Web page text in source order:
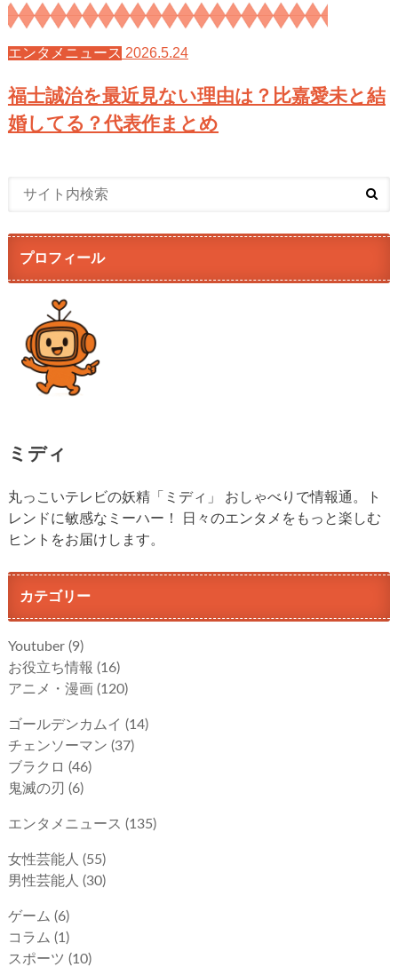
エンタメニュース 2026.5.24
福士誠治を最近見ない理由は？比嘉愛未と結
婚してる？代表作まとめ
プロフィール
ミディ
丸っこいテレビの妖精「ミディ」 おしゃべりで情報通。ト
レンドに敏感なミーハー！ 日々のエンタメをもっと楽しむ
ヒントをお届けします。
カテゴリー
Youtuber (9)
お役立ち情報 (16)
アニメ・漫画 (120)
ゴールデンカムイ (14)
チェンソーマン (37)
ブラクロ (46)
鬼滅の刃 (6)
エンタメニュース (135)
女性芸能人 (55)
男性芸能人 (30)
ゲーム (6)
コラム (1)
スポーツ (10)